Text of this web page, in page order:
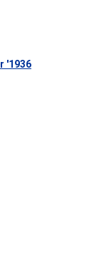
'1936